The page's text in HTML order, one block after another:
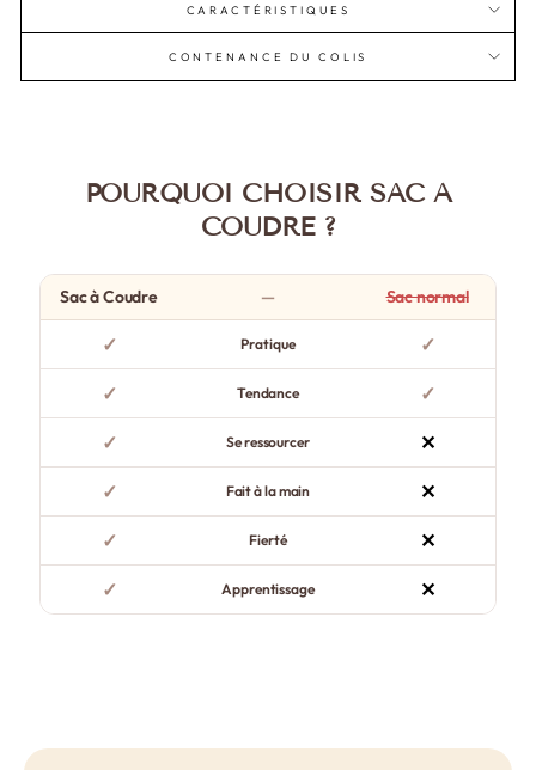
Imagine ce sac, avec ses lignes épurées et ses détails qui tuent, comme ce
petit air raffiné qui sort tout droit de tes mains. Oui, toi aussi, tu peux
Sac à Coudre Élégant
, tu passes du simple amateur à la star du
fil. Un modèle parfait pour briller en société, surtout si tu veux faire
Si vous aimez coudre vos sacs vous-mêmes, vous devriez adorer ce
Sac à
Coudre Chic. Pour plus de produits dans cette thématique, checkez nos
CARACTÉRISTIQUES
CONTENANCE DU COLIS
POURQUOI CHOISIR SAC À
COUDRE ?
Sac à Coudre — Sac normal
✓ Pratique ✓
✓ Tendance ✓
✓ Se ressourcer ✕
✓ Fait à la main ✕
✓ Fierté ✕
✓ Apprentissage ✕